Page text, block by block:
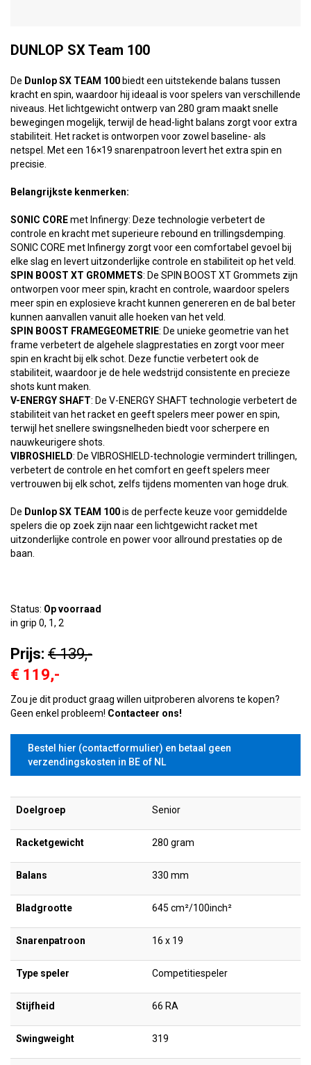
DUNLOP SX Team 100
De Dunlop SX TEAM 100 biedt een uitstekende balans tussen
kracht en spin, waardoor hij ideaal is voor spelers van verschillende
niveaus. Het lichtgewicht ontwerp van 280 gram maakt snelle
bewegingen mogelijk, terwijl de head-light balans zorgt voor extra
stabiliteit. Het racket is ontworpen voor zowel baseline- als
netspel. Met een 16×19 snarenpatroon levert het extra spin en
precisie.
Belangrijkste kenmerken:
SONIC COREmet Infinergy: Deze technologie verbetert de
controle en kracht met superieure rebound en trillingsdemping.
SONIC CORE met Infinergy zorgt voor een comfortabel gevoel bij
elke slag en levert uitzonderlijke controle en stabiliteit op het veld.
SPIN BOOST XT GROMMETS: De SPIN BOOST XT Grommets zijn
ontworpen voor meer spin, kracht en controle, waardoor spelers
meer spin en explosieve kracht kunnen genereren en de bal beter
kunnen aanvallen vanuit alle hoeken van het veld.
SPIN BOOST FRAMEGEOMETRIE: De unieke geometrie van het
frame verbetert de algehele slagprestaties en zorgt voor meer
spin en kracht bij elk schot. Deze functie verbetert ook de
stabiliteit, waardoor je de hele wedstrijd consistente en precieze
shots kunt maken.
V-ENERGY SHAFT: De V-ENERGY SHAFT technologie verbetert de
stabiliteit van het racket en geeft spelers meer power en spin,
terwijl het snellere swingsnelheden biedt voor scherpere en
nauwkeurigere shots.
VIBROSHIELD: De VIBROSHIELD-technologie vermindert trillingen,
verbetert de controle en het comfort en geeft spelers meer
vertrouwen bij elk schot, zelfs tijdens momenten van hoge druk.
De Dunlop SX TEAM 100is de perfecte keuze voor gemiddelde
spelers die op zoek zijn naar een lichtgewicht racket met
uitzonderlijke controle en power voor allround prestaties op de
baan.
Status: Op voorraad
in grip 0, 1, 2
Prijs: € 139,-
€ 119,-
Zou je dit product graag willen uitproberen alvorens te kopen?
Geen enkel probleem! Contacteer ons!
Bestel hier (contactformulier) en betaal geen
verzendingskosten in BE of NL
Doelgroep Senior
Racketgewicht 280 gram
Balans 330 mm
Bladgrootte 645 cm²/100inch²
Snarenpatroon 16 x 19
Type speler Competitiespeler
Stijfheid 66 RA
Swingweight 319